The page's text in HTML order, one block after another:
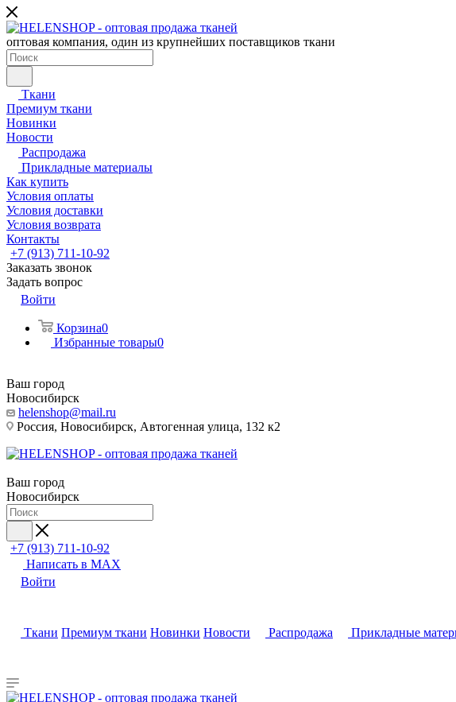
оптовая компания, один из крупнейших поставщиков ткани
Ткани
Премиум ткани
Новинки
Новости
Распродажа
Прикладные материалы
Как купить
Условия оплаты
Условия доставки
Условия возврата
Контакты
+7 (913) 711-10-92
Заказать звонок
Задать вопрос
Войти
Корзина0
Избранные товары0
Ваш город
Новосибирск
helenshop@mail.ru
Россия, Новосибирск, Автогенная улица, 132 к2
Ваш город
Новосибирск
+7 (913) 711-10-92
Написать в MAX
Войти
Ткани Премиум ткани Новинки Новости Распродажа Прикладные